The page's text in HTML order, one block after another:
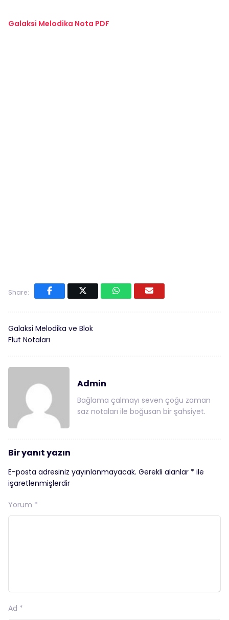
Galaksi Melodika Nota PDF
Share:
Galaksi Melodika ve Blok
Flüt Notaları
Admin
Bağlama çalmayı seven çoğu zaman
saz notaları ile boğusan bir şahsiyet.
Bir yanıt yazın
E-posta adresiniz yayınlanmayacak. Gerekli alanlar * ile
işaretlenmişlerdir
Yorum *
Ad *